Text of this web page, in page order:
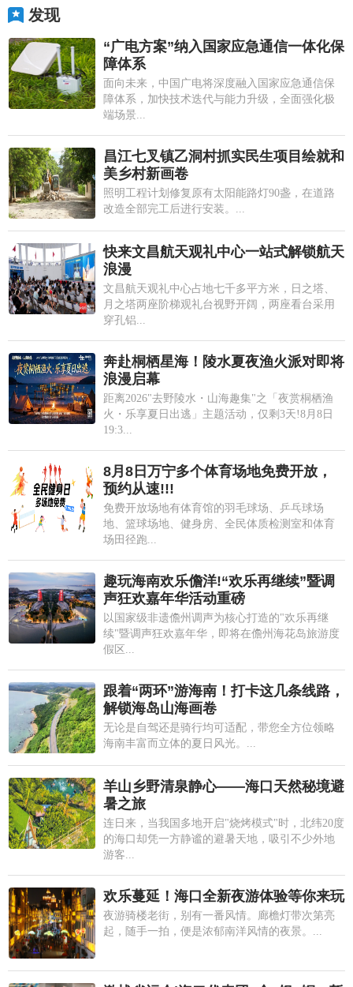
发现
“广电方案”纳入国家应急通信一体化保
障体系
面向未来，中国广电将深度融入国家应急通信保
障体系，加快技术迭代与能力升级，全面强化极
端场景...
昌江七叉镇乙洞村抓实民生项目绘就和
美乡村新画卷
照明工程计划修复原有太阳能路灯90盏，在道路
改造全部完工后进行安装。...
快来文昌航天观礼中心一站式解锁航天
浪漫
文昌航天观礼中心占地七千多平方米，日之塔、
月之塔两座阶梯观礼台视野开阔，两座看台采用
穿孔铝...
奔赴桐栖星海！陵水夏夜渔火派对即将
浪漫启幕
距离2026"去野陵水・山海趣集"之「夜赏桐栖渔
火・乐享夏日出逃」主题活动，仅剩3天!8月8日
19:3...
8月8日万宁多个体育场地免费开放，
预约从速!!!
免费开放场地有体育馆的羽毛球场、乒乓球场
地、篮球场地、健身房、全民体质检测室和体育
场田径跑...
趣玩海南欢乐儋洋!“欢乐再继续”暨调
声狂欢嘉年华活动重磅
以国家级非遗儋州调声为核心打造的"欢乐再继
续"暨调声狂欢嘉年华，即将在儋州海花岛旅游度
假区...
跟着“两环”游海南！打卡这几条线路，
解锁海岛山海画卷
无论是自驾还是骑行均可适配，带您全方位领略
海南丰富而立体的夏日风光。...
羊山乡野清泉静心——海口天然秘境避
暑之旅
连日来，当我国多地开启"烧烤模式"时，北纬20度
的海口却凭一方静谧的避暑天地，吸引不少外地
游客...
欢乐蔓延！海口全新夜游体验等你来玩
夜游骑楼老街，别有一番风情。廊檐灯带次第亮
起，随手一拍，便是浓郁南洋风情的夜景。...